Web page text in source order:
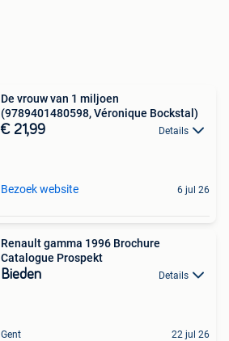
De vrouw van 1 miljoen
(9789401480598, Véronique Bockstal)
€ 21,99 Details
Bezoek website 6 jul 26
Renault gamma 1996 Brochure
Catalogue Prospekt
Bieden Details
Gent 22 jul 26